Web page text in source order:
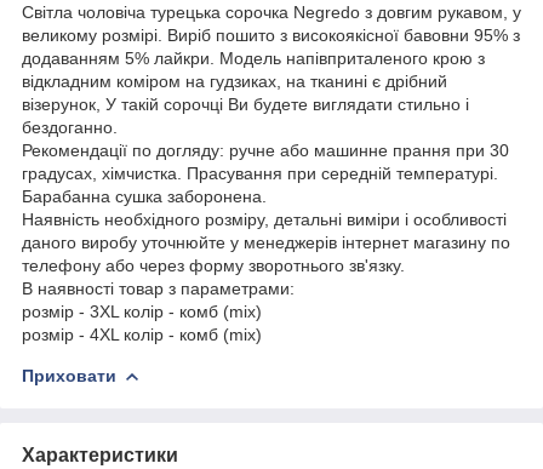
Світла чоловіча турецька сорочка Negredo з довгим рукавом, у
великому розмірі. Виріб пошито з високоякісної бавовни 95% з
додаванням 5% лайкри. Модель напівприталеного крою з
відкладним коміром на гудзиках, на тканині є дрібний
візерунок, У такій сорочці Ви будете виглядати стильно і
бездоганно.
Рекомендації по догляду: ручне або машинне прання при 30
градусах, хімчистка. Прасування при середній температурі.
Барабанна сушка заборонена.
Наявність необхідного розміру, детальні виміри і особливості
даного виробу уточнюйте у менеджерів інтернет магазину по
телефону або через форму зворотнього зв'язку.
В наявності товар з параметрами:
розмір - 3XL колір - комб (mix)
розмір - 4XL колір - комб (mix)
Приховати
Характеристики